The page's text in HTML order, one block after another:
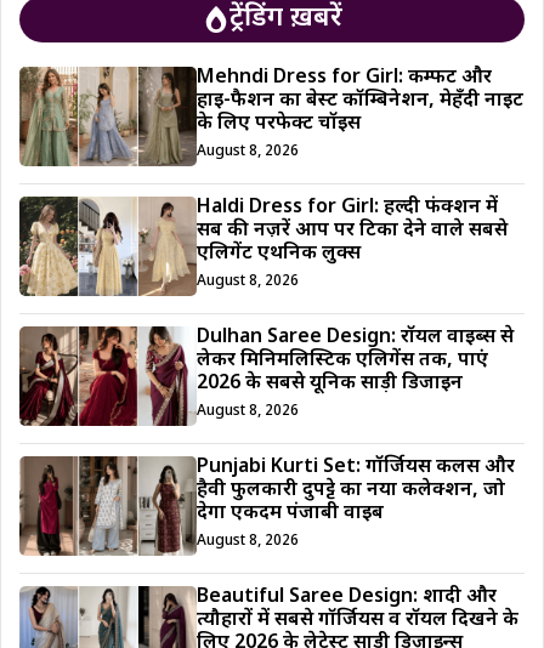
ट्रेंडिंग ख़बरें
Mehndi Dress for Girl: कम्फर्ट और
हाई-फैशन का बेस्ट कॉम्बिनेशन, मेहँदी नाइट
के लिए परफेक्ट चॉइस
August 8, 2026
Haldi Dress for Girl: हल्दी फंक्शन में
सब की नज़रें आप पर टिका देने वाले सबसे
एलिगेंट एथनिक लुक्स
August 8, 2026
Dulhan Saree Design: रॉयल वाइब्स से
लेकर मिनिमलिस्टिक एलिगेंस तक, पाएं
2026 के सबसे यूनिक साड़ी डिजाईन
August 8, 2026
Punjabi Kurti Set: गॉर्जियस कलर्स और
हैवी फुलकारी दुपट्टे का नया कलेक्शन, जो
देगा एकदम पंजाबी वाइब
August 8, 2026
Beautiful Saree Design: शादी और
त्यौहारों में सबसे गॉर्जियस व रॉयल दिखने के